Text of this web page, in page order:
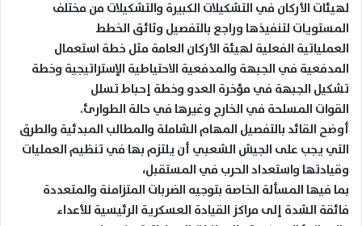
لهيئات الأركان في التشكيلات الكبيرة والتشكيلات من مختلف
المستويات لتنفيذها وراجع بالتفصيل وثائق الخطط
العملياتية الفعلية لهيئة الأركان العامة مثل خطة استعمال
المدفعية في الجبهة والمدفعية الاحتياطية الإستراتيجية وخطة
تشكيل الجبهة في مؤخرة العدو وخطة إحباط تسلل
القوات المسلحة في الخارج وغيرها في حالة الطوارئ.
أوضح القائد بالتفصيل المهام الشاملة والمطالب المبدئية والطرق
التي يجب على الجيش الشعبي أن يلتزم بها في تنظيم العمليات
وقيادتها واستعداد الحرب في المستقبل،
بما فيها المسألة الخاصة بتوجيه الضربات المتزامنة والمتعددة
فائقة الشدة إلى مراكز القيادة العسكرية الرئيسية للأعداء